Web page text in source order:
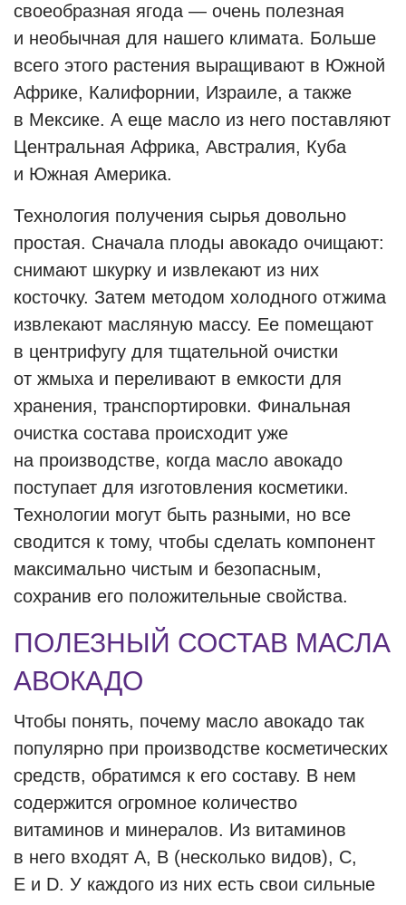
своеобразная ягода — очень полезная
и необычная для нашего климата. Больше
всего этого растения выращивают в Южной
Африке, Калифорнии, Израиле, а также
в Мексике. А еще масло из него поставляют
Центральная Африка, Австралия, Куба
и Южная Америка.
Технология получения сырья довольно
простая. Сначала плоды авокадо очищают:
снимают шкурку и извлекают из них
косточку. Затем методом холодного отжима
извлекают масляную массу. Ее помещают
в центрифугу для тщательной очистки
от жмыха и переливают в емкости для
хранения, транспортировки. Финальная
очистка состава происходит уже
на производстве, когда масло авокадо
поступает для изготовления косметики.
Технологии могут быть разными, но все
сводится к тому, чтобы сделать компонент
максимально чистым и безопасным,
сохранив его положительные свойства.
ПОЛЕЗНЫЙ СОСТАВ МАСЛА
АВОКАДО
Чтобы понять, почему масло авокадо так
популярно при производстве косметических
средств, обратимся к его составу. В нем
содержится огромное количество
витаминов и минералов. Из витаминов
в него входят A, B (несколько видов), C,
E и D. У каждого из них есть свои сильные